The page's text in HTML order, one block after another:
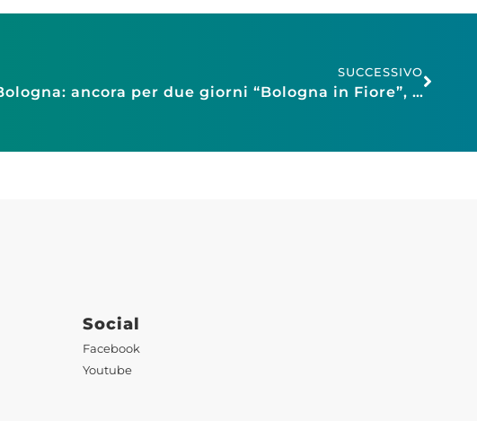
SUCCESSIVO
Confesercenti Bologna: ancora per due giorni “Bologna in Fiore”, sabato 12 e domenica 13 aprile
Social
Facebook
Youtube